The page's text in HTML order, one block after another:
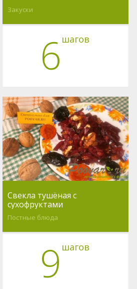
Закуски
6 шагов
Свекла тушёная с
сухофруктами
Постные блюда
9 шагов